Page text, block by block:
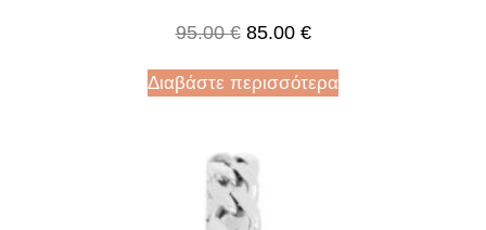
95.00€ 85.00 €
Διαβάστε περισσότερα